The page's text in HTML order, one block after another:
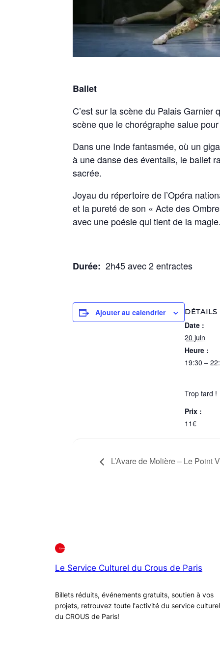
Ballet
C’est sur la scène du Palais
scène que le chorégraphe salue
Dans une Inde fantasmée, où un
à une danse des éventails, le ballet
sacrée.
Joyau du répertoire de l’Opéra
et la pureté de son « Acte des
avec une poésie qui tient de la
Durée: 2h45 avec 2 entractes
Ajouter au calendrier DÉTAILS
Date :
20 juin
Heure :
19:30 –
Trop tard !
Prix :
11€
L’Avare de Molière – Le Point
Le Service Culturel du Crous de Paris
Billets réduits, événements gratuits, soutien à vos
projets, retrouvez toute l'activité du service culturel
du CROUS de Paris!